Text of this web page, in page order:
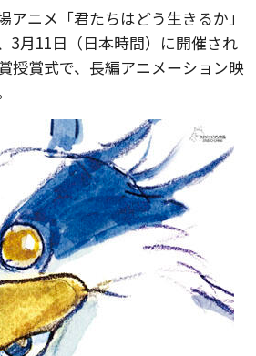
アニメ「君たちはどう生きるか」
3月11日（日本時間）に開催され
授賞式で、長編アニメーション映